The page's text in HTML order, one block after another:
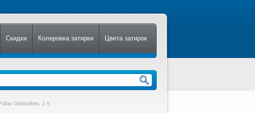
Скидки Колеровка затирки Цвета затирок
Glutoclean, 1 л.